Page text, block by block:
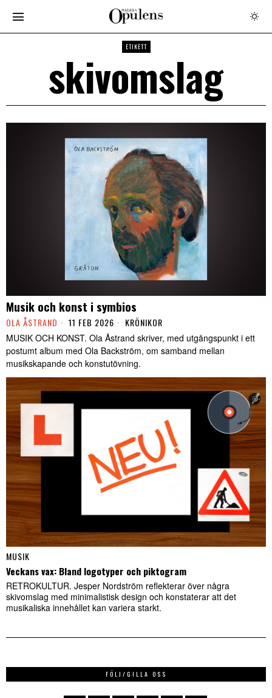
ETIKETT
skivomslag
Musik och konst i symbios
OLA ÅSTRAND 11 FEB 2026 KRÖNIKOR
MUSIK OCH KONST. Ola Åstrand skriver, med utgångspunkt i ett
postumt album med Ola Backström, om samband mellan
musikskapande och konstutövning.
MUSIK
Veckans vax: Bland logotyper och piktogram
RETROKULTUR. Jesper Nordström reflekterar över några
skivomslag med minimalistisk design och konstaterar att det
musikaliska innehållet kan variera starkt.
FÖLJ/GILLA OSS